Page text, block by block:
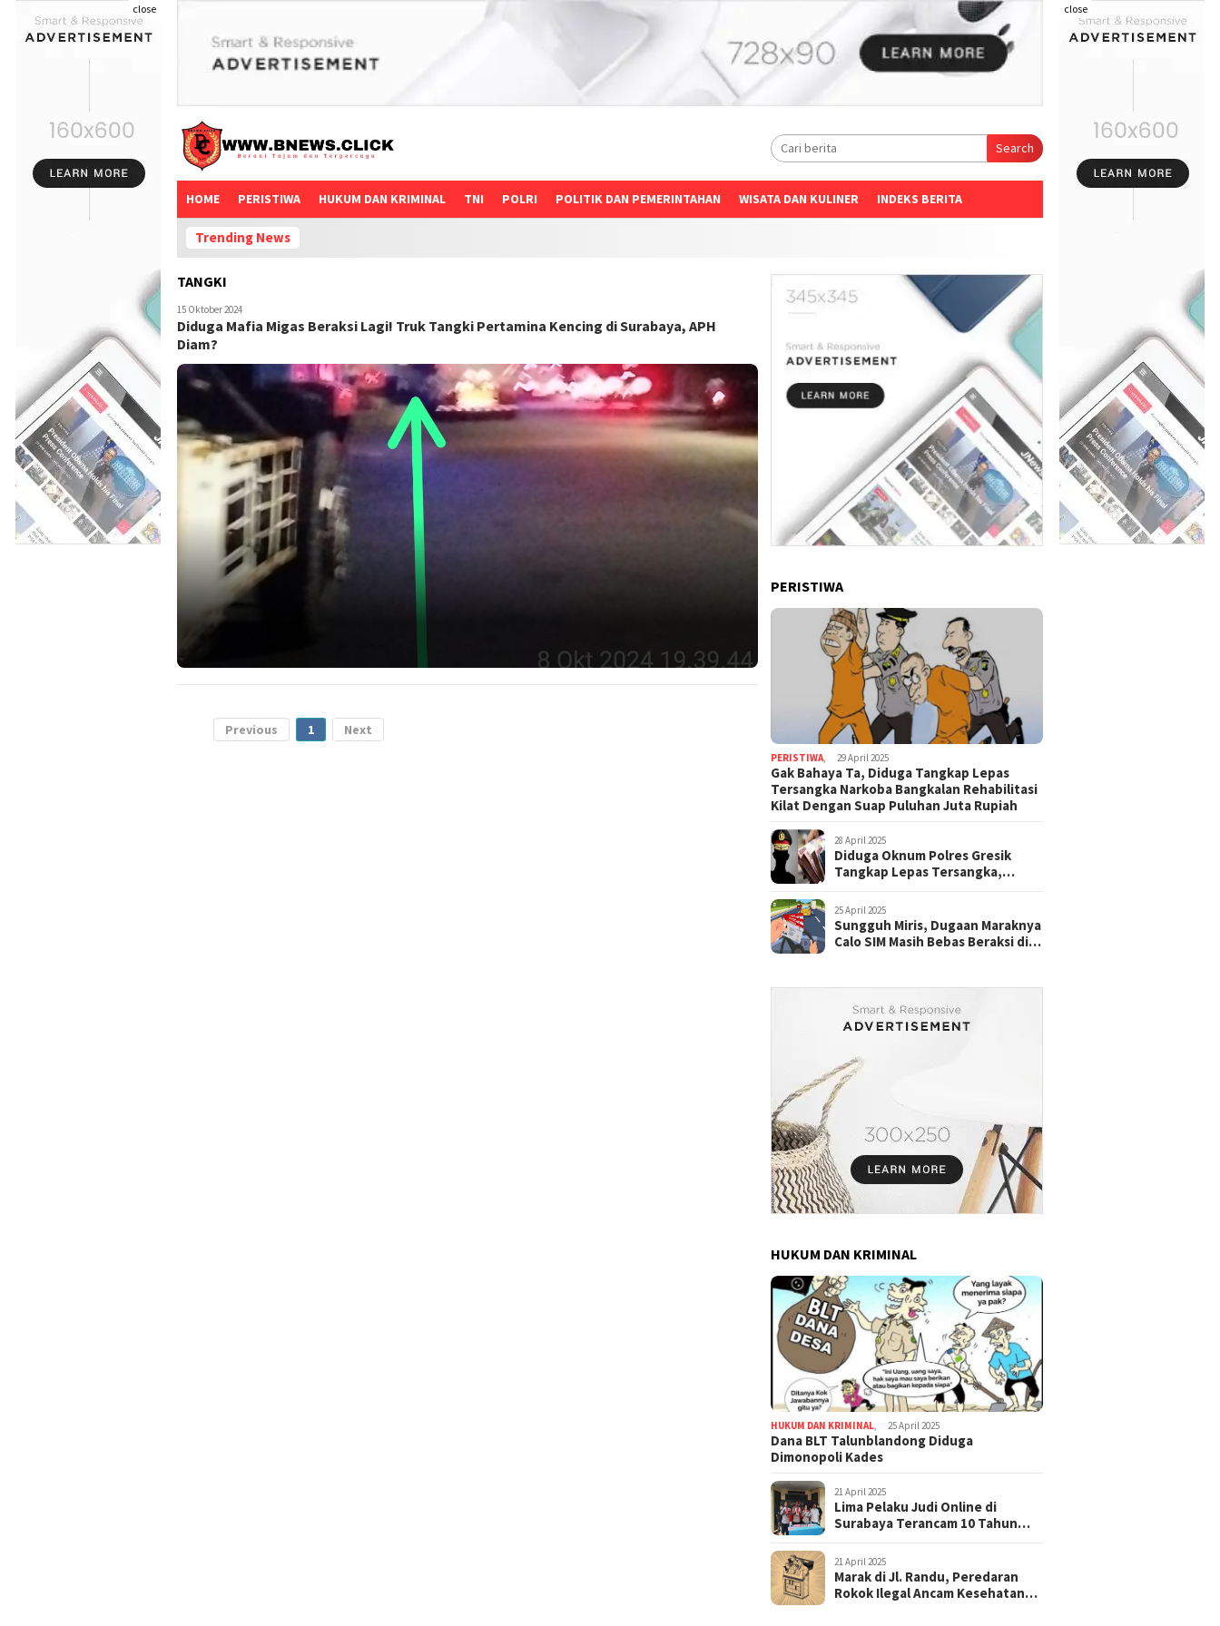
close close
Search
HOME PERISTIWA HUKUM DAN KRIMINAL TNI POLRI POLITIK DAN PEMERINTAHAN WISATA DAN KULINER INDEKS BERITA
Trending News
TANGKI
15 Oktober 2024
Diduga Mafia Migas Beraksi Lagi! Truk Tangki Pertamina Kencing di Surabaya, APH
Diam?
Previous 1 Next
PERISTIWA
PERISTIWA, 29 April 2025
Gak Bahaya Ta, Diduga Tangkap Lepas
Tersangka Narkoba Bangkalan Rehabilitasi
Kilat Dengan Suap Puluhan Juta Rupiah
28 April 2025
Diduga Oknum Polres Gresik
Tangkap Lepas Tersangka,
25 April 2025
Sungguh Miris, Dugaan Maraknya
Calo SIM Masih Bebas Beraksi di
HUKUM DAN KRIMINAL
HUKUM DAN KRIMINAL 25 April 2025
Dana BLT Talunblandong Diduga
Dimonopoli Kades
21 April 2025
Lima Pelaku Judi Online di
Surabaya Terancam 10 Tahun
21 April 2025
Marak di Jl. Randu, Peredaran
Rokok Ilegal Ancam Kesehatan